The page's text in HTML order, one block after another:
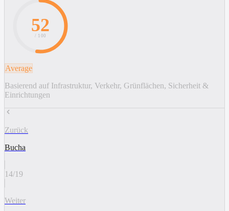
52
/ 100
Average
Basierend auf Infrastruktur, Verkehr, Grünflächen, Sicherheit &
Einrichtungen
Zurück
Bucha
14/19
Weiter